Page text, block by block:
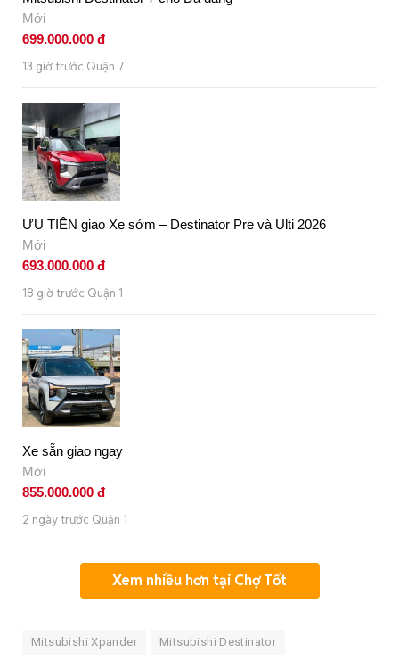
Mới
699.000.000 đ
13 giờ trước Quận 7
ƯU TIÊN giao Xe sớm – Destinator Pre và Ulti 2026
Mới
693.000.000 đ
18 giờ trước Quận 1
Xe sẵn giao ngay
Mới
855.000.000 đ
2 ngày trước Quận 1
Xem nhiều hơn tại Chợ Tốt
Mitsubishi Xpander Mitsubishi Destinator